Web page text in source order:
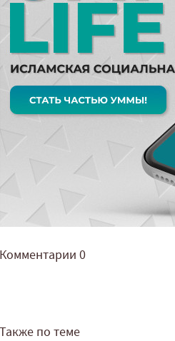
Комментарии 0
Также по теме